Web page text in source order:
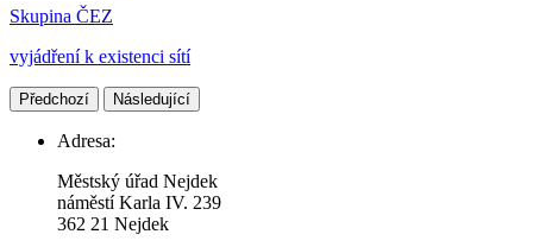
Skupina ČEZ
vyjádření k existenci sítí
Předchozí Následující
Adresa:
Městský úřad Nejdek
náměstí Karla IV. 239​
362 21 Nejdek